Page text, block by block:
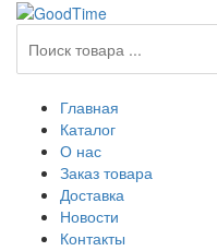
Главная
Каталог
О нас
Заказ товара
Доставка
Новости
Контакты